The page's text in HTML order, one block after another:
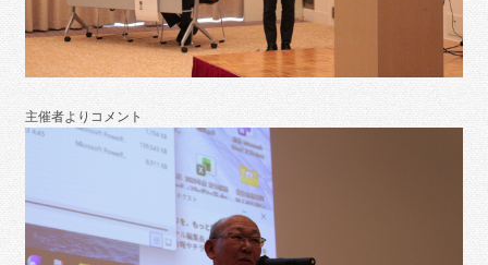
主催者よりコメント